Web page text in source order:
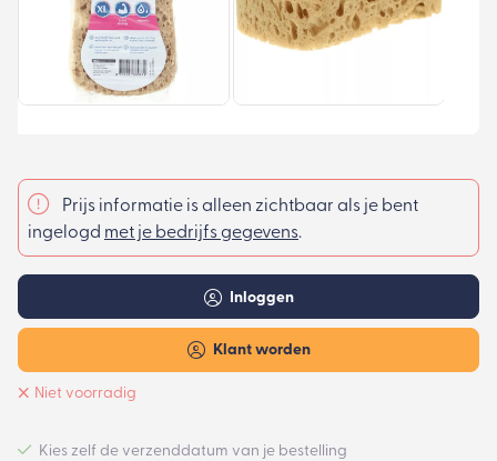
Niet voorradig
Prijs informatie is alleen zichtbaar als je bent
ingelogd met je bedrijfs gegevens.
Inloggen
Klant worden
Kies zelf de verzenddatum van je bestelling